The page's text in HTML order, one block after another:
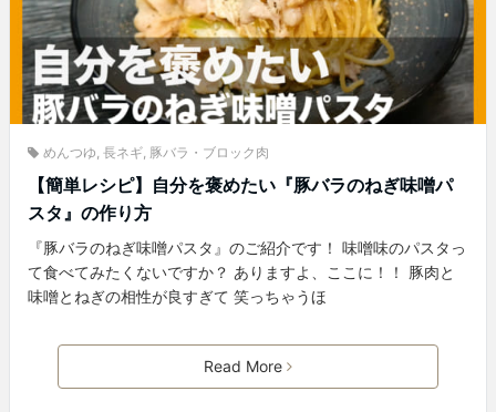
めんつゆ, 長ネギ, 豚バラ・ブロック肉
【簡単レシピ】自分を褒めたい『豚バラのねぎ味噌パ
スタ』の作り方
『豚バラのねぎ味噌パスタ』のご紹介です！ 味噌味のパスタっ
て食べてみたくないですか？ ありますよ、ここに！！ 豚肉と
味噌とねぎの相性が良すぎて 笑っちゃうほ
Read More